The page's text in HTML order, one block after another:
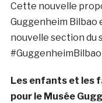
Cette nouvelle
Guggenheim Bilbao
nouvelle section du
Les enfants et les
pour le Musée